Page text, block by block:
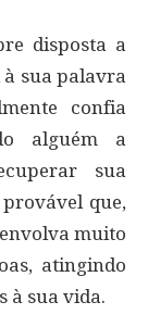
disposta a
sua palavra
confia
alguém a
sua
que,
muito
atingindo
à sua vida.